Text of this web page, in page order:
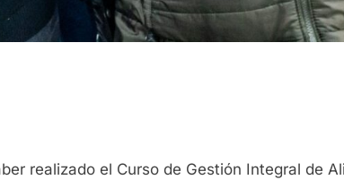
realizado el Curso de Gestión Integral de